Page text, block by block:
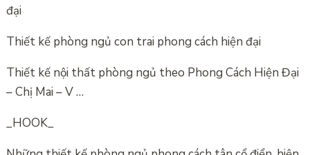
đại
Thiết kế phòng ngủ con trai phong cách hiện đại
Thiết kế nội thất phòng ngủ theo Phong Cách Hiện Đại
– Chị Mai – V …
_HOOK_